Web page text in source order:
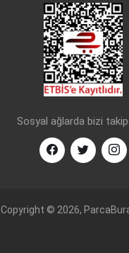
Sosyal ağlarda bizi
Copyright © 2026,